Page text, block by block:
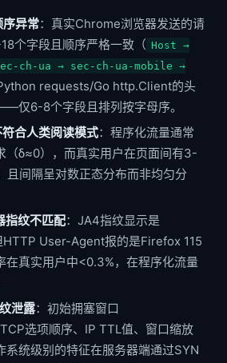
异常：真实Chrome浏览器发送的请
个字段且顺序严格一致（ Host →
ch-ua → sec-ch-ua-mobile →
requests/Go http.Client的头
仅6-8个字段且排列按字母序。
合人类阅读模式：程序化流量通常
（δ≈0），而真实用户在页面间有3-
且间隔呈对数正态分布而非均匀分
指纹不匹配：JA4指纹显示是
User-Agent报的是Firefox 115
真实用户中<0.3%，在程序化流量
泄露：初始拥塞窗口
选项顺序、IP TTL值、窗口缩放
统级别的特征在服务器端通过SYN